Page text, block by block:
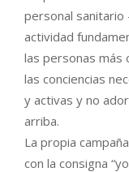
personal sanitario
actividad
las personas más
las conciencias
y activas y no
arriba.
La propia
con la consigna